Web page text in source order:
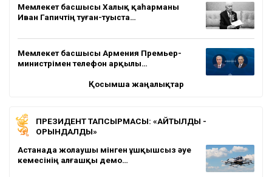
Мемлекет басшысы Халық қаһарманы
Иван Гапичтің туған-туыста…
Мемлекет басшысы Армения Премьер-
министрімен телефон арқылы…
Қосымша жаңалықтар
ПРЕЗИДЕНТ ТАПСЫРМАСЫ: «АЙТЫЛДЫ -
ОРЫНДАЛДЫ»
Астанада жолаушы мінген ұшқышсыз әуе
кемесінің алғашқы демо…